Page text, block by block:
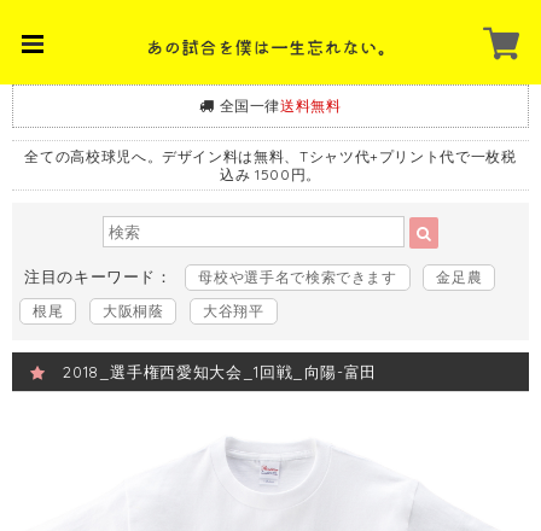
全国一律送料無料
全ての高校球児へ。デザイン料は無料、Tシャツ代+プリント代で一枚税
込み 1500円。
注目のキーワード： 母校や選手名で検索できます
金足農
根尾
大阪桐蔭 大谷翔平
2018_選手権西愛知大会_1回戦_向陽-富田